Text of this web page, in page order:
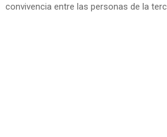
convivencia entre las personas de la